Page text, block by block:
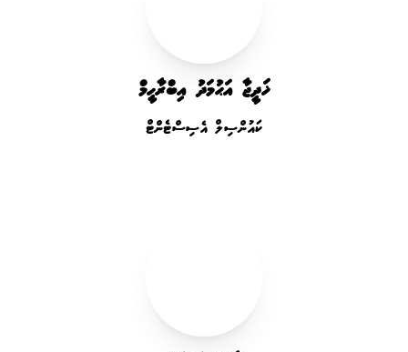
ޚަދީޖާ އަޙުމަދު އިބްރާހީމް
ކައުންސިލް އެސިސްޓެންޓް